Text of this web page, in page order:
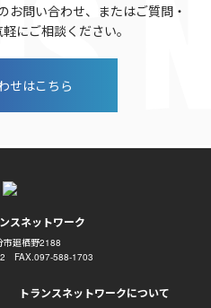
お問い合わせ、またはご質問・
にご相談ください。
せはこちら
スネットワーク
市廻栖野2188
FAX.097-588-1703
トランスネットワークについて